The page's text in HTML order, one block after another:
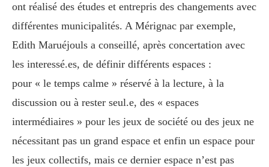
ont réalisé des études et entrepris des changements avec
différentes municipalités. A Mérignac par exemple,
Edith Maruéjouls a conseillé, après concertation avec
les interessé.es, de définir différents espaces :
pour « le temps calme » réservé à la lecture, à la
discussion ou à rester seul.e, des « espaces
intermédiaires » pour les jeux de société ou des jeux ne
nécessitant pas un grand espace et enfin un espace pour
les jeux collectifs, mais ce dernier espace n’est pas